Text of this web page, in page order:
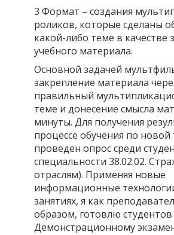
3 Формат – создания
роликов, которые сделаны
какой-либо теме в качестве
учебного материала.
Основной задачей
закрепление материала
правильный
теме и донесение смысла
минуты. Для получения
процессе обучения по новой
проведен опрос среди
специальности 38.02.02.
отраслям). Применяя новые
информационные
занятиях, я как
образом, готовлю студентов
Демонстрационному